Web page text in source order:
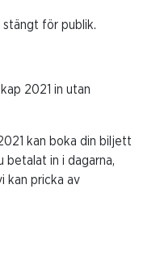
stängt för publik.
2021 in utan
kan boka din biljett
betalat in i dagarna,
kan pricka av